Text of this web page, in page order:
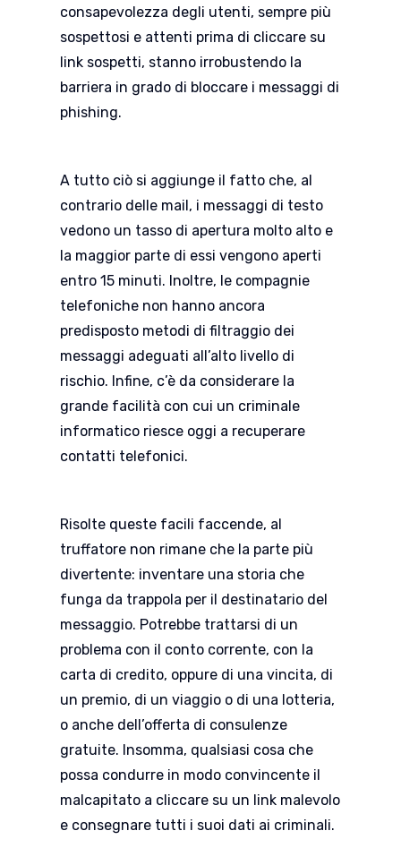
consapevolezza degli utenti, sempre più
sospettosi e attenti prima di cliccare su
link sospetti, stanno irrobustendo la
barriera in grado di bloccare i messaggi di
phishing.
A tutto ciò si aggiunge il fatto che, al
contrario delle mail, i messaggi di testo
vedono un tasso di apertura molto alto e
la maggior parte di essi vengono aperti
entro 15 minuti. Inoltre, le compagnie
telefoniche non hanno ancora
predisposto metodi di filtraggio dei
messaggi adeguati all’alto livello di
rischio. Infine, c’è da considerare la
grande facilità con cui un criminale
informatico riesce oggi a recuperare
contatti telefonici.
Risolte queste facili faccende, al
truffatore non rimane che la parte più
divertente: inventare una storia che
funga da trappola per il destinatario del
messaggio. Potrebbe trattarsi di un
problema con il conto corrente, con la
carta di credito, oppure di una vincita, di
un premio, di un viaggio o di una lotteria,
o anche dell’offerta di consulenze
gratuite. Insomma, qualsiasi cosa che
possa condurre in modo convincente il
malcapitato a cliccare su un link malevolo
e consegnare tutti i suoi dati ai criminali.